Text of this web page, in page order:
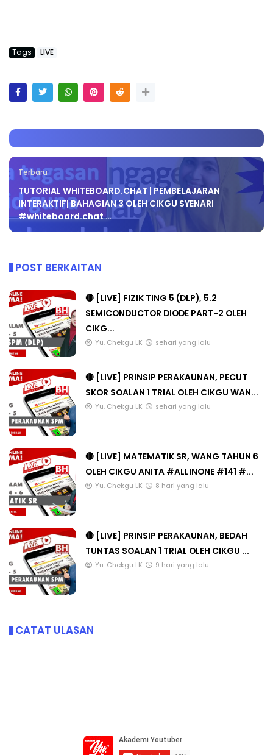
Tags LIVE
Terbaru
TUTORIAL WHITEBOARD.CHAT | PEMBELAJARAN
INTERAKTIF| BAHAGIAN 3 OLEH CIKGU SYENARI
#whiteboard.chat …
POST BERKAITAN
🔴 [LIVE] FIZIK TING 5 (DLP), 5.2
SEMICONDUCTOR DIODE PART-2 OLEH
CIKG...
Yu. Chekgu LK sehari yang lalu
🔴 [LIVE] PRINSIP PERAKAUNAN, PECUT
SKOR SOALAN 1 TRIAL OLEH CIKGU WAN...
Yu. Chekgu LK sehari yang lalu
🔴 [LIVE] MATEMATIK SR, WANG TAHUN 6
OLEH CIKGU ANITA #ALLINONE #141 #...
Yu. Chekgu LK 8 hari yang lalu
🔴 [LIVE] PRINSIP PERAKAUNAN, BEDAH
TUNTAS SOALAN 1 TRIAL OLEH CIKGU ...
Yu. Chekgu LK 9 hari yang lalu
CATAT ULASAN